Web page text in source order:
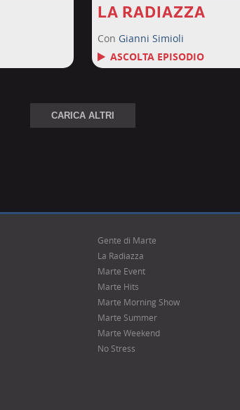
LA RADIAZZA
Con Gianni Simioli
ASCOLTA EPISODIO
CARICA ALTRI
Gente di Marte
La Radiazza
Marte Event
Marte Hits
Marte Morning Show
Marte Summer
Marte Weekend
No Stress